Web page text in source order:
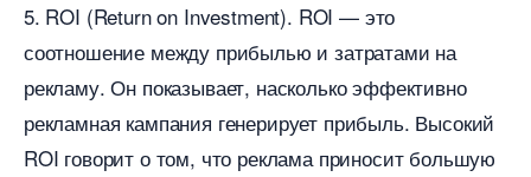
5. ROI (Return on Investment). ROI — это
соотношение между прибылью и затратами на
рекламу. Он показывает, насколько эффективно
рекламная кампания генерирует прибыль. Высокий
ROI говорит о том, что реклама приносит большую